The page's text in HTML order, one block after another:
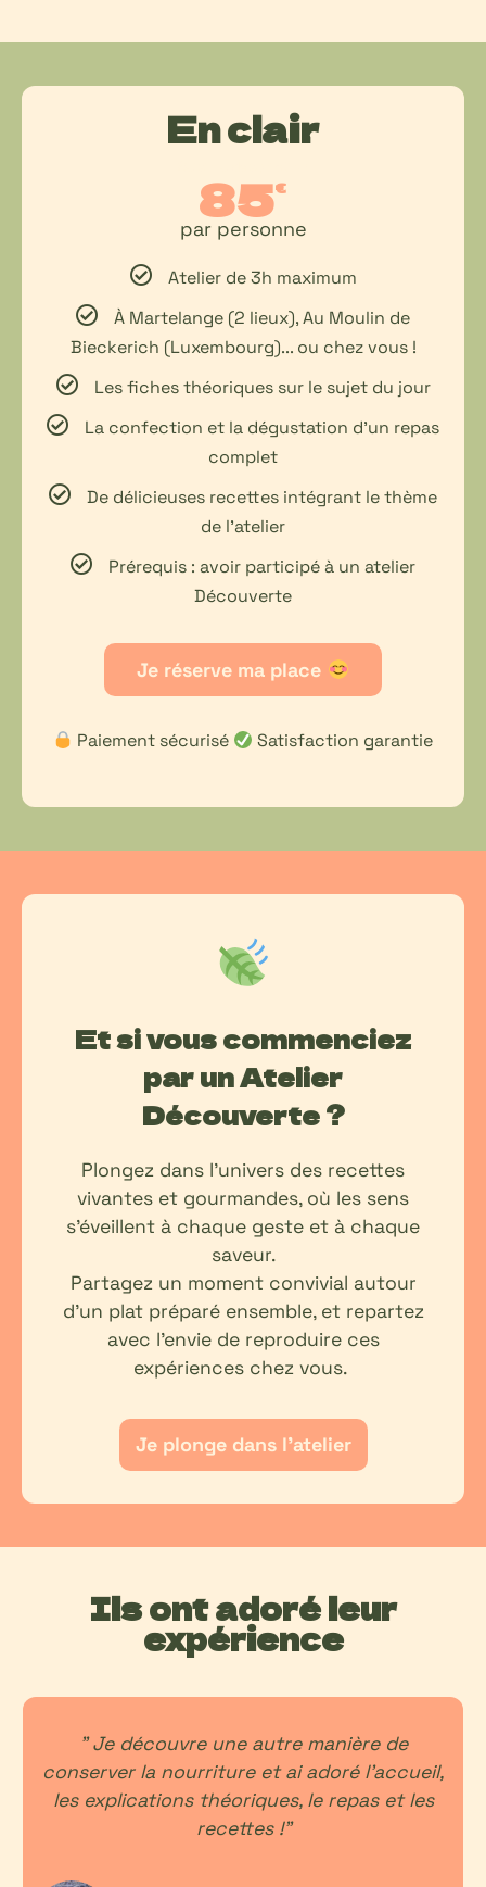
En clair
85€
par personne
Atelier de 3h maximum
À Martelange (2 lieux), Au Moulin de
Bieckerich (Luxembourg)... ou chez vous !
Les fiches théoriques sur le sujet du jour
La confection et la dégustation d’un repas
complet
De délicieuses recettes intégrant le thème
de l’atelier
Prérequis : avoir participé à un atelier
Découverte
Je réserve ma place
Paiement sécurisé Satisfaction garantie
Et si vous commenciez
par un Atelier
Découverte ?
Plongez dans l’univers des recettes
vivantes et gourmandes, où les sens
s’éveillent à chaque geste et à chaque
saveur.
Partagez un moment convivial autour
d’un plat préparé ensemble, et repartez
avec l’envie de reproduire ces
expériences chez vous.
Je plonge dans l’atelier
Ils ont adoré leur
expérience
" Je découvre une autre manière de
conserver la nourriture et ai adoré l’accueil,
les explications théoriques, le repas et les
recettes !"